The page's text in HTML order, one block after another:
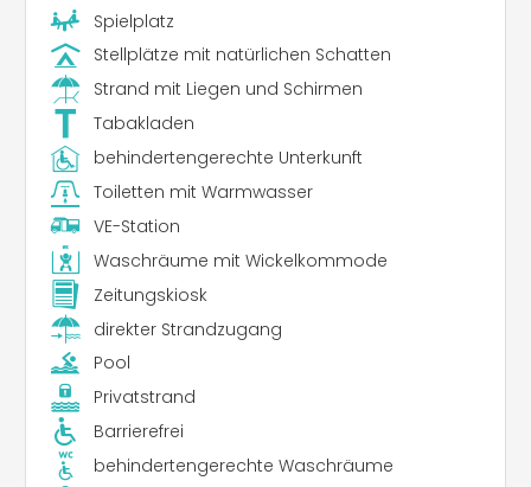
Spielplatz
Stellplätze mit natürlichen Schatten
Strand mit Liegen und Schirmen
Tabakladen
behindertengerechte Unterkunft
Toiletten mit Warmwasser
VE-Station
Waschräume mit Wickelkommode
Zeitungskiosk
direkter Strandzugang
Pool
Privatstrand
Barrierefrei
behindertengerechte Waschräume